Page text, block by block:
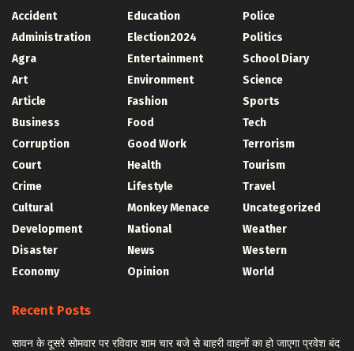
Accident
Administration
Agra
Art
Article
Business
Corruption
Court
Crime
Cultural
Development
Disaster
Economy
Education
Election2024
Entertainment
Environment
Fashion
Food
Good Work
Health
Lifestyle
Monkey Menace
National
News
Opinion
Police
Politics
School Diary
Science
Sports
Tech
Terrorism
Tourism
Travel
Uncategorized
Weather
Western
World
Recent Posts
सावन के दूसरे सोमवार पर रविवार शाम चार बजे से बाहरी वाहनों का हो जाएगा प्रवेश बंद